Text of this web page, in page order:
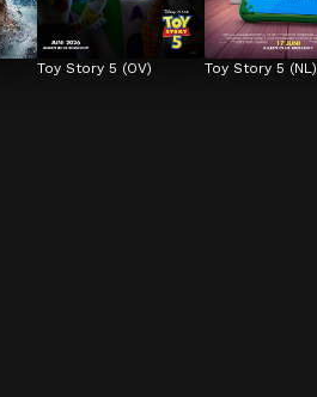
Toy Story 5 (OV) Toy Story 5 (NL)